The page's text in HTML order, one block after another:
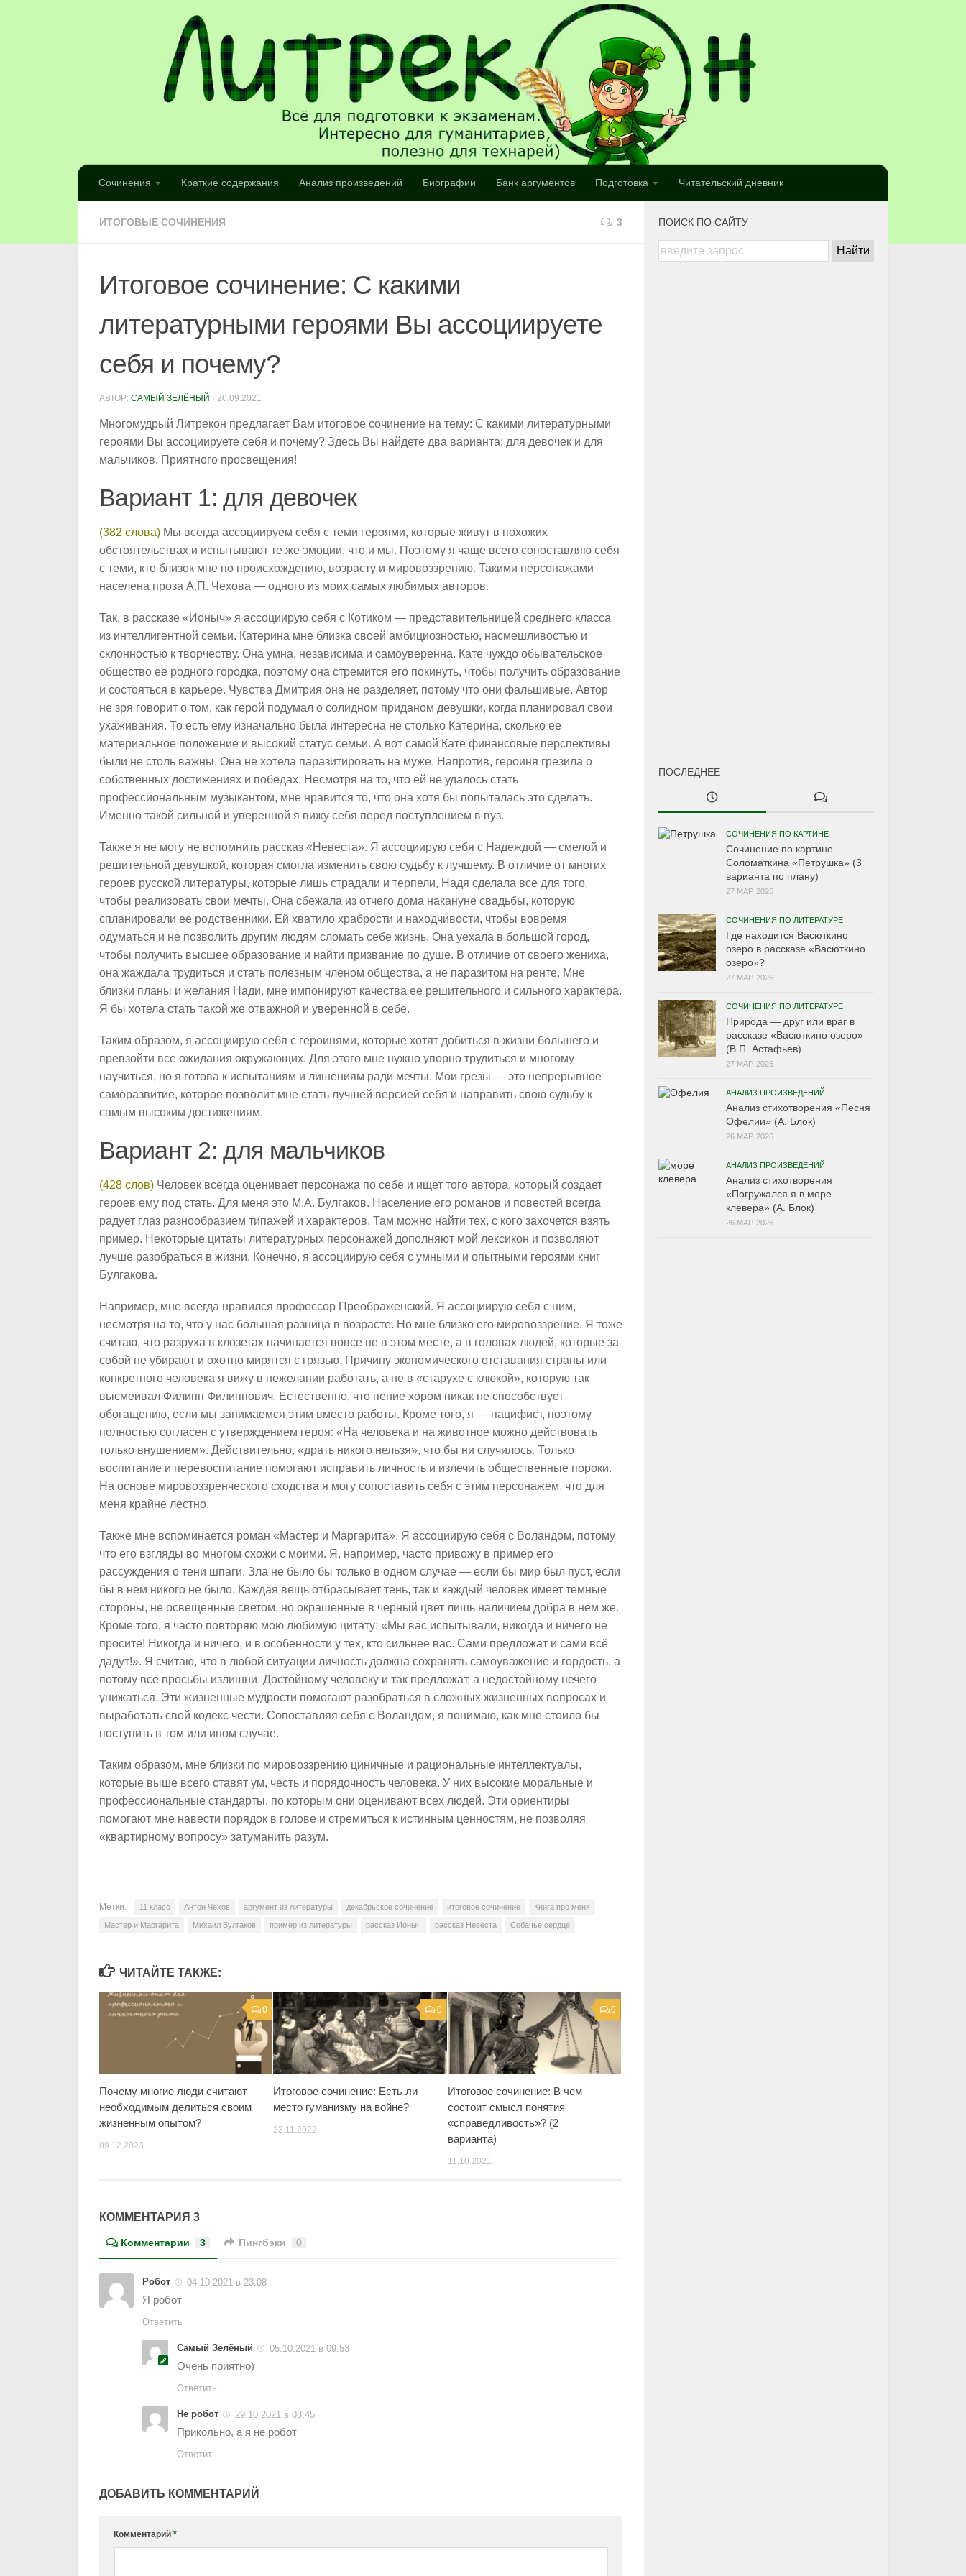
Сочинения Краткие содержания Анализ произведений Биографии Банк аргументов Подготовка Читательский дневник
ИТОГОВЫЕ СОЧИНЕНИЯ 3
Итоговое сочинение: С какими
литературными героями Вы ассоциируете
себя и почему?
АВТОР: САМЫЙ ЗЕЛЁНЫЙ · 20.09.2021
Многомудрый Литрекон предлагает Вам итоговое сочинение на тему: С какими литературными
героями Вы ассоциируете себя и почему? Здесь Вы найдете два варианта: для девочек и для
мальчиков. Приятного просвещения!
Вариант 1: для девочек
(382 слова) Мы всегда ассоциируем себя с теми героями, которые живут в похожих
обстоятельствах и испытывают те же эмоции, что и мы. Поэтому я чаще всего сопоставляю себя
с теми, кто близок мне по происхождению, возрасту и мировоззрению. Такими персонажами
населена проза А.П. Чехова — одного из моих самых любимых авторов.
Так, в рассказе «Ионыч» я ассоциирую себя с Котиком — представительницей среднего класса
из интеллигентной семьи. Катерина мне близка своей амбициозностью, насмешливостью и
склонностью к творчеству. Она умна, независима и самоуверенна. Кате чуждо обывательское
общество ее родного городка, поэтому она стремится его покинуть, чтобы получить образование
и состояться в карьере. Чувства Дмитрия она не разделяет, потому что они фальшивые. Автор
не зря говорит о том, как герой подумал о солидном приданом девушки, когда планировал свои
ухаживания. То есть ему изначально была интересна не столько Катерина, сколько ее
материальное положение и высокий статус семьи. А вот самой Кате финансовые перспективы
были не столь важны. Она не хотела паразитировать на муже. Напротив, героиня грезила о
собственных достижениях и победах. Несмотря на то, что ей не удалось стать
профессиональным музыкантом, мне нравится то, что она хотя бы попыталась это сделать.
Именно такой сильной и уверенной я вижу себя перед поступлением в вуз.
Также я не могу не вспомнить рассказ «Невеста». Я ассоциирую себя с Надеждой — смелой и
решительной девушкой, которая смогла изменить свою судьбу к лучшему. В отличие от многих
героев русской литературы, которые лишь страдали и терпели, Надя сделала все для того,
чтобы реализовать свои мечты. Она сбежала из отчего дома накануне свадьбы, которую
спланировали ее родственники. Ей хватило храбрости и находчивости, чтобы вовремя
одуматься и не позволить другим людям сломать себе жизнь. Она уехала в большой город,
чтобы получить высшее образование и найти призвание по душе. В отличие от своего жениха,
она жаждала трудиться и стать полезным членом общества, а не паразитом на ренте. Мне
близки планы и желания Нади, мне импонируют качества ее решительного и сильного характера.
Я бы хотела стать такой же отважной и уверенной в себе.
Таким образом, я ассоциирую себя с героинями, которые хотят добиться в жизни большего и
превзойти все ожидания окружающих. Для этого мне нужно упорно трудиться и многому
научиться, но я готова к испытаниям и лишениям ради мечты. Мои грезы — это непрерывное
саморазвитие, которое позволит мне стать лучшей версией себя и направить свою судьбу к
самым высоким достижениям.
Вариант 2: для мальчиков
(428 слов) Человек всегда оценивает персонажа по себе и ищет того автора, который создает
героев ему под стать. Для меня это М.А. Булгаков. Население его романов и повестей всегда
радует глаз разнообразием типажей и характеров. Там можно найти тех, с кого захочется взять
пример. Некоторые цитаты литературных персонажей дополняют мой лексикон и позволяют
лучше разобраться в жизни. Конечно, я ассоциирую себя с умными и опытными героями книг
Булгакова.
Например, мне всегда нравился профессор Преображенский. Я ассоциирую себя с ним,
несмотря на то, что у нас большая разница в возрасте. Но мне близко его мировоззрение. Я тоже
считаю, что разруха в клозетах начинается вовсе не в этом месте, а в головах людей, которые за
собой не убирают и охотно мирятся с грязью. Причину экономического отставания страны или
конкретного человека я вижу в нежелании работать, а не в «старухе с клюкой», которую так
высмеивал Филипп Филиппович. Естественно, что пение хором никак не способствует
обогащению, если мы занимаемся этим вместо работы. Кроме того, я — пацифист, поэтому
полностью согласен с утверждением героя: «На человека и на животное можно действовать
только внушением». Действительно, «драть никого нельзя», что бы ни случилось. Только
воспитание и перевоспитание помогают исправить личность и излечить общественные пороки.
На основе мировоззренческого сходства я могу сопоставить себя с этим персонажем, что для
меня крайне лестно.
Также мне вспоминается роман «Мастер и Маргарита». Я ассоциирую себя с Воландом, потому
что его взгляды во многом схожи с моими. Я, например, часто привожу в пример его
рассуждения о тени шпаги. Зла не было бы только в одном случае — если бы мир был пуст, если
бы в нем никого не было. Каждая вещь отбрасывает тень, так и каждый человек имеет темные
стороны, не освещенные светом, но окрашенные в черный цвет лишь наличием добра в нем же.
Кроме того, я часто повторяю мою любимую цитату: «Мы вас испытывали, никогда и ничего не
просите! Никогда и ничего, и в особенности у тех, кто сильнее вас. Сами предложат и сами всё
дадут!». Я считаю, что в любой ситуации личность должна сохранять самоуважение и гордость, а
потому все просьбы излишни. Достойному человеку и так предложат, а недостойному нечего
унижаться. Эти жизненные мудрости помогают разобраться в сложных жизненных вопросах и
выработать свой кодекс чести. Сопоставляя себя с Воландом, я понимаю, как мне стоило бы
поступить в том или ином случае.
Таким образом, мне близки по мировоззрению циничные и рациональные интеллектуалы,
которые выше всего ставят ум, честь и порядочность человека. У них высокие моральные и
профессиональные стандарты, по которым они оценивают всех людей. Эти ориентиры
помогают мне навести порядок в голове и стремиться к истинным ценностям, не позволяя
«квартирному вопросу» затуманить разум.
Метки: 11 класс Антон Чехов аргумент из литературы декабрьское сочинение итоговое сочинение Книга про меня
Мастер и Маргарита Михаил Булгаков пример из литературы рассказ Ионыч рассказ Невеста Собачье сердце
ЧИТАЙТЕ ТАКЖЕ:
0
Почему многие люди считают
необходимым делиться своим
жизненным опытом?
09.12.2023
0
Итоговое сочинение: Есть ли
место гуманизму на войне?
23.11.2022
0
Итоговое сочинение: В чем
состоит смысл понятия
«справедливость»? (2
варианта)
11.10.2021
КОММЕНТАРИЯ 3
Комментарии 3 Пингбэки 0
Робот 04.10.2021 в 23:08
Я робот
Ответить
Самый Зелёный 05.10.2021 в 09:53
Очень приятно)
Ответить
Не робот 29.10.2021 в 08:45
Прикольно, а я не робот
Ответить
ДОБАВИТЬ КОММЕНТАРИЙ
Комментарий *
ПОИСК ПО САЙТУ
ПОСЛЕДНЕЕ
СОЧИНЕНИЯ ПО КАРТИНЕ
Сочинение по картине
Соломаткина «Петрушка» (3
варианта по плану)
27 МАР, 2026
СОЧИНЕНИЯ ПО ЛИТЕРАТУРЕ
Где находится Васюткино
озеро в рассказе «Васюткино
озеро»?
27 МАР, 2026
СОЧИНЕНИЯ ПО ЛИТЕРАТУРЕ
Природа — друг или враг в
рассказе «Васюткино озеро»
(В.П. Астафьев)
27 МАР, 2026
АНАЛИЗ ПРОИЗВЕДЕНИЙ
Анализ стихотворения «Песня
Офелии» (А. Блок)
26 МАР, 2026
АНАЛИЗ ПРОИЗВЕДЕНИЙ
Анализ стихотворения
«Погружался я в море
клевера» (А. Блок)
26 МАР, 2026